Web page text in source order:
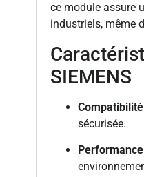
ce module assure
industriels, même
SIEMENS
sécurisée.